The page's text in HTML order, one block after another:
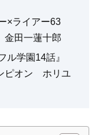
×ライアー63
田一蓮十郎
ル学園14話』
ピオン ホリユ